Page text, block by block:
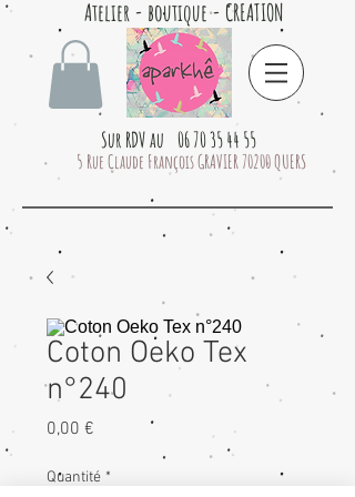
Atelier - boutique - CREATION
Sur RDV au 06 70 35 44 55
5 Rue Claude François GRAVIER 70200 QUERS
Coton Oeko Tex
n°240
0,00 €
Quantité *